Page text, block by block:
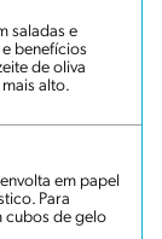
saladas e
benefícios
de oliva
alto.
em papel
Para
cubos de gelo